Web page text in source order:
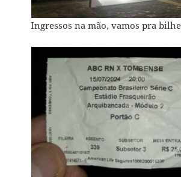
Ingressos na mão, vamos pra